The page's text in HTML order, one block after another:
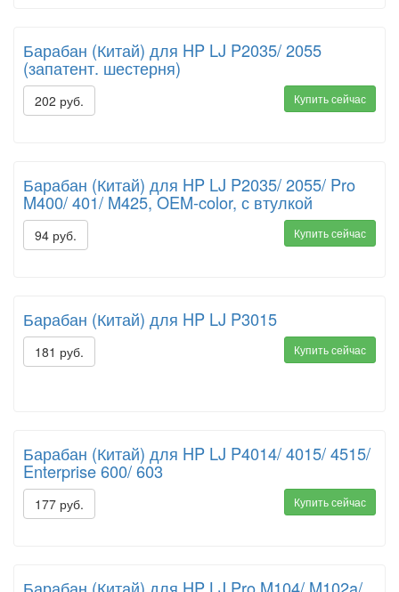
Барабан (Китай) для HP LJ P2035/ 2055
(запатент. шестерня)
202 руб. Купить сейчас
Барабан (Китай) для HP LJ P2035/ 2055/ Pro
M400/ 401/ M425, OEM-color, с втулкой
94 руб. Купить сейчас
Барабан (Китай) для HP LJ P3015
181 руб. Купить сейчас
Барабан (Китай) для HP LJ P4014/ 4015/ 4515/
Enterprise 600/ 603
177 руб. Купить сейчас